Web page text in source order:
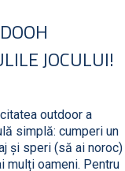
JOCULUI!
outdoor a
simplă: cumperi un
și speri (să ai noroc)
mulți oameni. Pentru